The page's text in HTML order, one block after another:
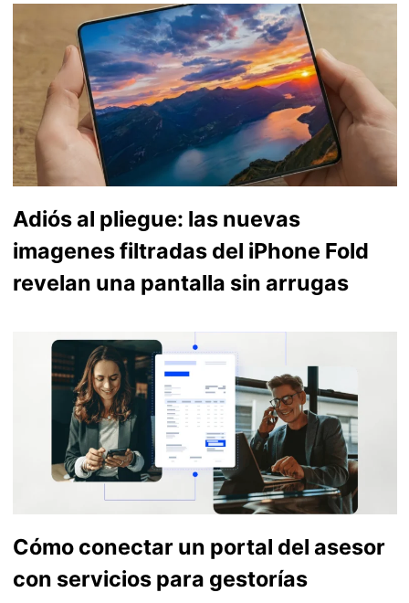
Adiós al pliegue: las nuevas
imagenes filtradas del iPhone Fold
revelan una pantalla sin arrugas
Cómo conectar un portal del asesor
con servicios para gestorías